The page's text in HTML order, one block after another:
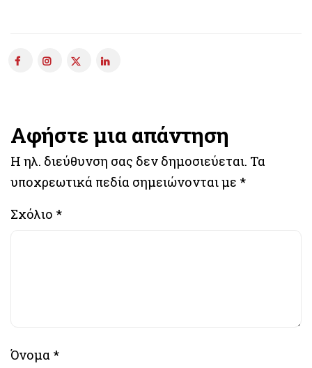
Αφήστε μια απάντηση
Η ηλ. διεύθυνση σας δεν δημοσιεύεται. Τα
υποχρεωτικά πεδία σημειώνονται με *
Σχόλιο *
Όνομα *